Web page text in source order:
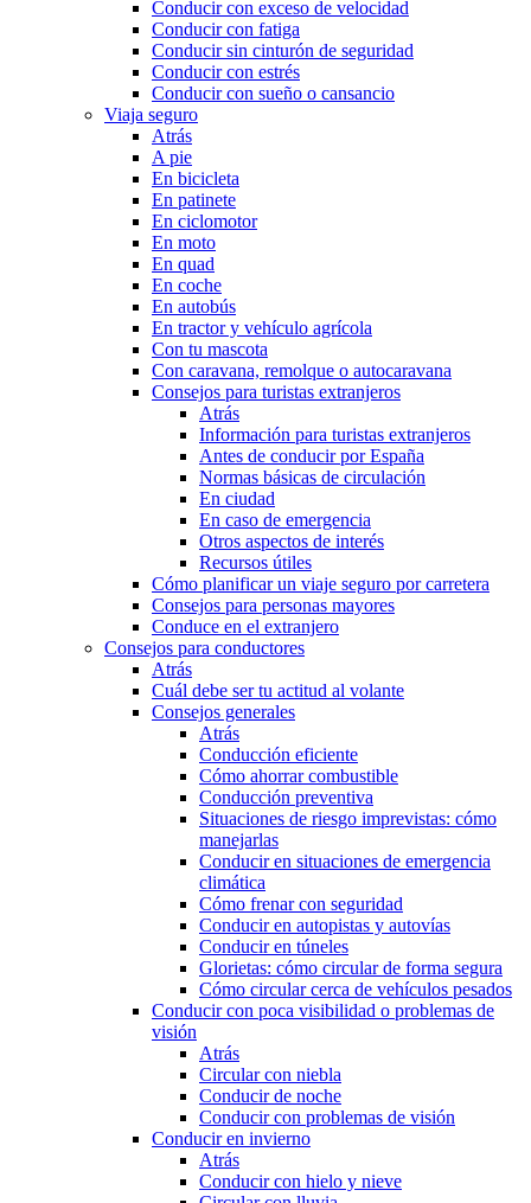
Conducir con exceso de velocidad
Conducir con fatiga
Conducir sin cinturón de seguridad
Conducir con estrés
Conducir con sueño o cansancio
Viaja seguro
Atrás
A pie
En bicicleta
En patinete
En ciclomotor
En moto
En quad
En coche
En autobús
En tractor y vehículo agrícola
Con tu mascota
Con caravana, remolque o autocaravana
Consejos para turistas extranjeros
Atrás
Información para turistas extranjeros
Antes de conducir por España
Normas básicas de circulación
En ciudad
En caso de emergencia
Otros aspectos de interés
Recursos útiles
Cómo planificar un viaje seguro por carretera
Consejos para personas mayores
Conduce en el extranjero
Consejos para conductores
Atrás
Cuál debe ser tu actitud al volante
Consejos generales
Atrás
Conducción eficiente
Cómo ahorrar combustible
Conducción preventiva
Situaciones de riesgo imprevistas: cómo
manejarlas
Conducir en situaciones de emergencia
climática
Cómo frenar con seguridad
Conducir en autopistas y autovías
Conducir en túneles
Glorietas: cómo circular de forma segura
Cómo circular cerca de vehículos pesados
Conducir con poca visibilidad o problemas de
visión
Atrás
Circular con niebla
Conducir de noche
Conducir con problemas de visión
Conducir en invierno
Atrás
Conducir con hielo y nieve